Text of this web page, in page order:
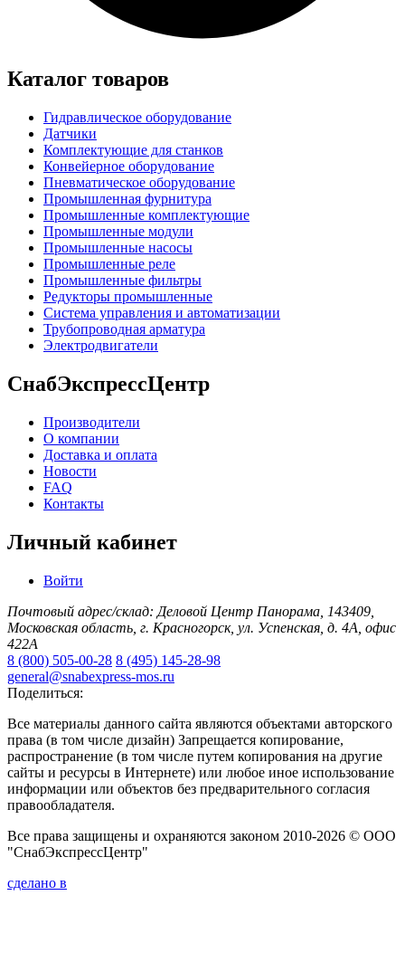
Каталог товаров
Гидравлическое оборудование
Датчики
Комплектующие для станков
Конвейерное оборудование
Пневматическое оборудование
Промышленная фурнитура
Промышленные комплектующие
Промышленные модули
Промышленные насосы
Промышленные реле
Промышленные фильтры
Редукторы промышленные
Система управления и автоматизации
Трубопроводная арматура
Электродвигатели
СнабЭкспрессЦентр
Производители
О компании
Доставка и оплата
Новости
FAQ
Контакты
Личный кабинет
Войти
Почтовый адрес/склад: Деловой Центр Панорама, 143409,
Московская область, г. Красногорск, ул. Успенская, д. 4А, офис
422А
8 (800) 505-00-28 8 (495) 145-28-98
general@snabexpress-mos.ru
Поделиться:
Все материалы данного сайта являются объектами авторского
права (в том числе дизайн) Запрещается копирование,
распространение (в том числе путем копирования на другие
сайты и ресурсы в Интернете) или любое иное использование
информации или объектов без предварительного согласия
правообладателя.
Все права защищены и охраняются законом 2010-2026 © ООО
"СнабЭкспрессЦентр"
сделано в